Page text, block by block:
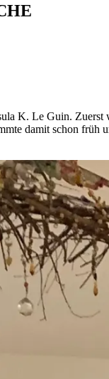
K. Le Guin.
damit schon